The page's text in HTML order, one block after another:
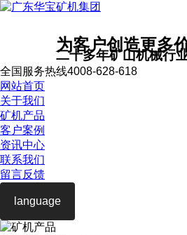
为客户创造更多
二十多年矿山机械行
全国服务热线4008-628-618
网站首页
关于我们
矿机产品
客户案例
资讯中心
联系我们
留言反馈
language